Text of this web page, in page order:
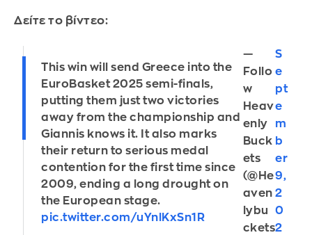
Δείτε το βίντεο:
This win will send Greece into the
EuroBasket 2025 semi-finals,
putting them just two victories
away from the championship and
Giannis knows it. It also marks
their return to serious medal
contention for the first time since
2009, ending a long drought on
the European stage.
pic.twitter.com/uYnlKxSn1R
—
Follo
w
Heav
enly
Buck
ets
(@He
aven
lybu
ckets
S
e
pt
e
m
b
er
9,
2
0
2